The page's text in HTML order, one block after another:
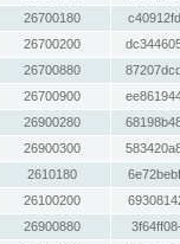
26700180
26700200
26700880
26700900
26900280
26900300
2610180
26100200
26900880